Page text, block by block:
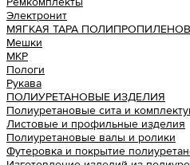
Электронит
МЯГКАЯ ТАРА
Мешки
МКР
Пологи
Рукава
ПОЛИУРЕТАНОВЫЕ ИЗДЕЛИЯ
Полиуретановые сита и
Листовые и профильные изделия
Полиуретановые валы и ролики
Футеровка и покрытие